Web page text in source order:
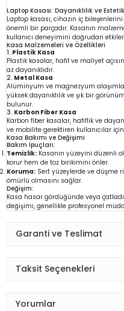
Laptop Kasası: Dayanıklılık ve
Laptop kasası, cihazın iç
önemli bir parçadır. Kasanın
kullanıcı deneyimini doğrudan
Kasa Malzemeleri ve Özellikleri
1. Plastik Kasa
Plastik kasalar, hafif ve maliyet
az dayanıklıdır.
2. Metal Kasa
Alüminyum ve magnezyum
yüksek dayanıklılık ve şık bir
bulunur.
3. Karbon Fiber Kasa
Karbon fiber kasalar, hafiflik ve
ve mobilite gerektiren kullanıcılar
Kasa Bakımı ve Değişimi
Bakım İpuçları:
Temizlik: Kasanın yüzeyini düzenli
korur hem de toz birikimini önler.
Koruma: Sert yüzeylerde ve düşme
ömürlü olmasını sağlar.
Değişim:
Kasa hasar gördüğünde veya
değişimi, genellikle profesyonel
Garanti ve Teslimat
Taksit Seçenekleri
Yorumlar